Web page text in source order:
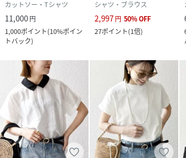
画像をご参照ください。
※末永く愛用頂く為に、アテンションタグ
ずご確認の上、着用又はお取り扱い下さい
※画像の商品はサンプルです。
実際の商品と仕様、加工、サイズが若干異
ます。
オフホワイト：153cm着用サイズ：
ブルー：153cm着用サイズ：ONESIZE
ネイビー：162cm着用サイズ：ONESIZE
カットソー・Tシャツ
11,000円
1,000ポイント(10%ポイン
トバック)
シャツ・ブラウス
2,997円 50%OFF
27ポイント(1倍)